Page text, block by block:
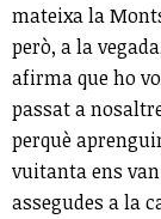
mateixa la
però, a la
afirma que ho
passat a
perquè
vuitanta ens
assegudes a la